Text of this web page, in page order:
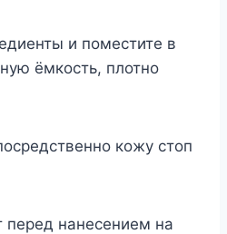
и поместите в
ёмкость, плотно
кожу стоп
перед нанесением на